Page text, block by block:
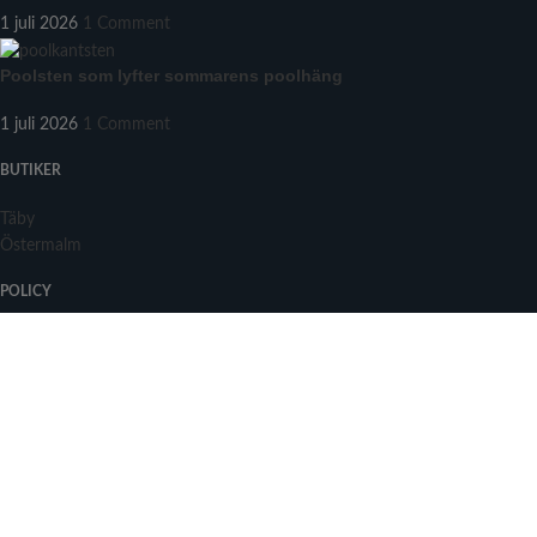
1 juli 2026 1 Comment
Poolsten som lyfter sommarens poolhäng
1 juli 2026 1 Comment
BUTIKER
Täby
Östermalm
POLICY